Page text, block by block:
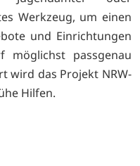
Werkzeug, um einen
und Einrichtungen
passgenau
wird das Projekt NRW-
Hilfen.